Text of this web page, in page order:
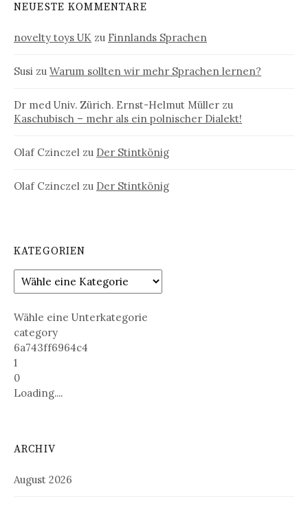
NEUESTE KOMMENTARE
novelty toys UK zu Finnlands Sprachen
Susi zu Warum sollten wir mehr Sprachen lernen?
Dr med Univ. Zürich. Ernst-Helmut Müller zu
Kaschubisch – mehr als ein polnischer Dialekt!
Olaf Czinczel zu Der Stintkönig
Olaf Czinczel zu Der Stintkönig
KATEGORIEN
Wähle eine Unterkategorie
category
6a743ff6964c4
1
0
Loading....
ARCHIV
August 2026